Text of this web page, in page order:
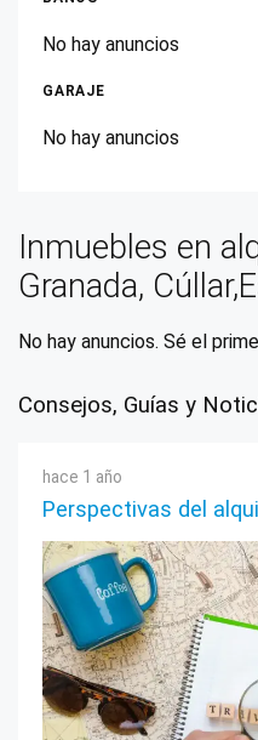
No hay anuncios
GARAJE
No hay anuncios
Inmuebles en
Granada,
No hay anuncios. Sé el
Consejos, Guías y
hace 1 año
Perspectivas del